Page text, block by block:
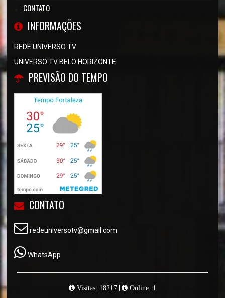
CONTATO
INFORMAÇÕES
REDE UNIVERSO TV
UNIVERSO TV BELO HORIZONTE
PREVISÃO DO TEMPO
CONTATO
redeuniversotv@gmail.com
WhatsApp
Visitas: 18217| Online: 1